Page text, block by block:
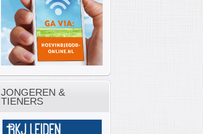
JONGEREN &
TIENERS